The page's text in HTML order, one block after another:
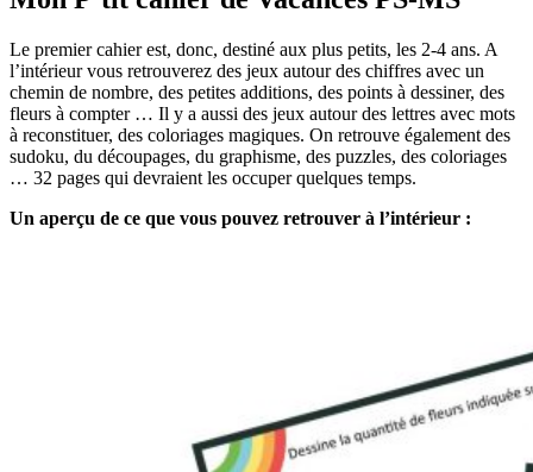
Le premier cahier est, donc, destiné aux plus petits, les 2-4 ans. A
l’intérieur vous retrouverez des jeux autour des chiffres avec un
chemin de nombre, des petites additions, des points à dessiner, des
fleurs à compter … Il y a aussi des jeux autour des lettres avec mots
à reconstituer, des coloriages magiques. On retrouve également des
sudoku, du découpages, du graphisme, des puzzles, des coloriages
… 32 pages qui devraient les occuper quelques temps.
Un aperçu de ce que vous pouvez retrouver à l’intérieur :